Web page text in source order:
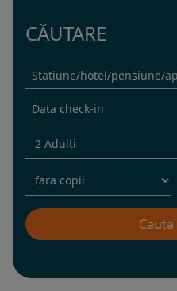
CĂUTARE